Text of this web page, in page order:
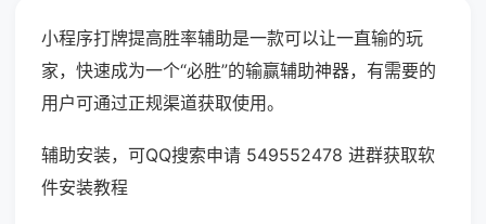
小程序打牌提高胜率辅助是一款可以让一直输的玩
家，快速成为一个“必胜”的输赢辅助神器，有需要的
用户可通过正规渠道获取使用。
辅助安装，可QQ搜索申请 549552478 进群获取软
件安装教程